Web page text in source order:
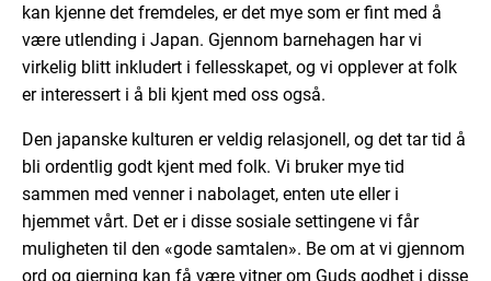
kan kjenne det fremdeles, er det mye som er fint med å
være utlending i Japan. Gjennom barnehagen har vi
virkelig blitt inkludert i fellesskapet, og vi opplever at folk
er interessert i å bli kjent med oss også.
Den japanske kulturen er veldig relasjonell, og det tar tid å
bli ordentlig godt kjent med folk. Vi bruker mye tid
sammen med venner i nabolaget, enten ute eller i
hjemmet vårt. Det er i disse sosiale settingene vi får
muligheten til den «gode samtalen». Be om at vi gjennom
ord og gjerning kan få være vitner om Guds godhet i disse